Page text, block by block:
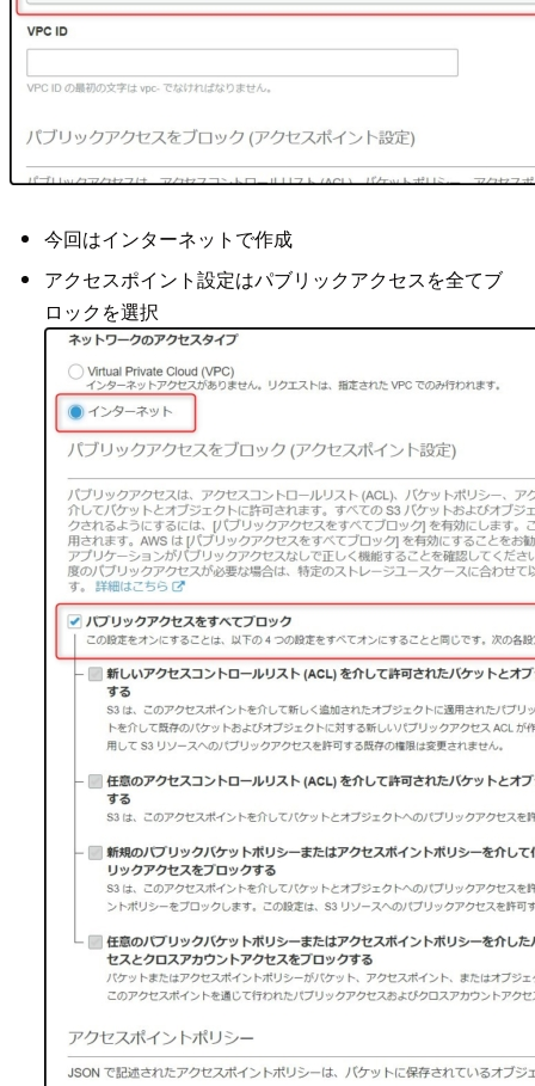
今回はインターネットで作成
アクセスポイント設定はパブリックアクセスを全てブ
ロックを選択